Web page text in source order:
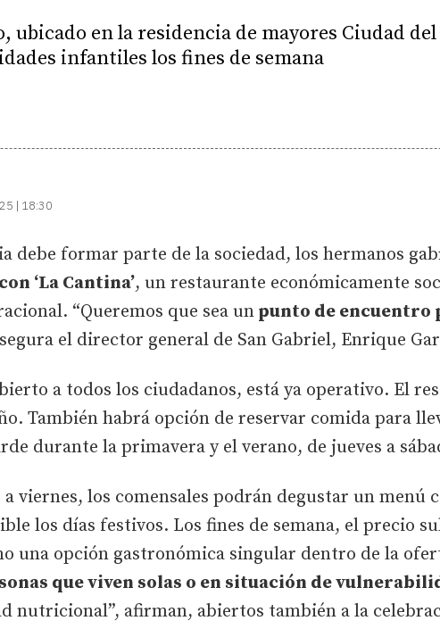
ubicado en la residencia de mayores Ciudad
infantiles los fines de semana
| 18:30
debe formar parte de la sociedad, los hermanos
‘La Cantina’, un restaurante económicamente
“Queremos que sea unpunto de encuentro
el director general de San Gabriel, Enrique
a todos los ciudadanos, está ya operativo. El
También habrá opción de reservar comida para
durante la primavera y el verano, de jueves a
viernes, los comensales podrán degustar un menú
los días festivos. Los fines de semana, el precio
una opción gastronómica singular dentro de la
que viven solas o en situación de
nutricional”, afirman, abiertos también a la